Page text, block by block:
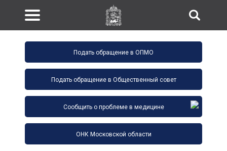
Подать обращение в ОПМО
Подать обращение в Общественный совет
Сообщить о проблеме в медицине
ОНК Московской области